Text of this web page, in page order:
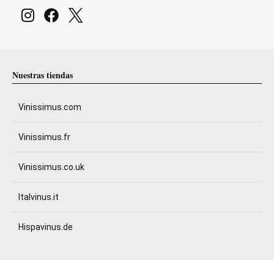
Nuestras tiendas
Vinissimus.com
Vinissimus.fr
Vinissimus.co.uk
Italvinus.it
Hispavinus.de